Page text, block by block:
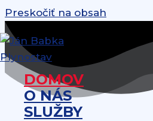
Preskočiť na obsah
DOMOV
O NÁS
SLUŽBY